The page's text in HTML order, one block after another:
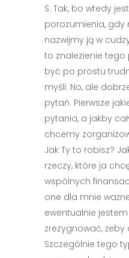
S: Tak, bo wtedy
porozumienia, gdy
nazwijmy ją w
to znalezienie
być po prostu
myśli. No, ale
pytań. Pierwsze
pytania, a jakby
chcemy
Jak Ty to robisz?
rzeczy, które ja
wspólnych
one dla mnie
ewentualnie
zrezygnować,
Szczególnie tego